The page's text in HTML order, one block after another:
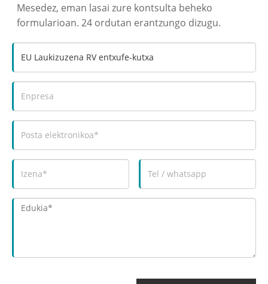
Mesedez, eman lasai zure kontsulta beheko
formularioan. 24 ordutan erantzungo dizugu.